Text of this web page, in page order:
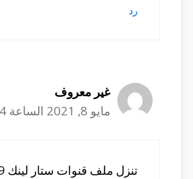
رد
غير معروف
مايو 8, 2021 الساعة 3:54 م
تنزل ملف قنوات ستار لينك 999 وشكرا